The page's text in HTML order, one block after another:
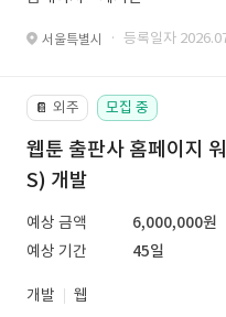
서울특별시 · 등록일자
📔 외주 모집 중
웹툰 출판사 홈페이지
S) 개발
예상 금액
6,000,000원
예상 기간
45일
개발
웹